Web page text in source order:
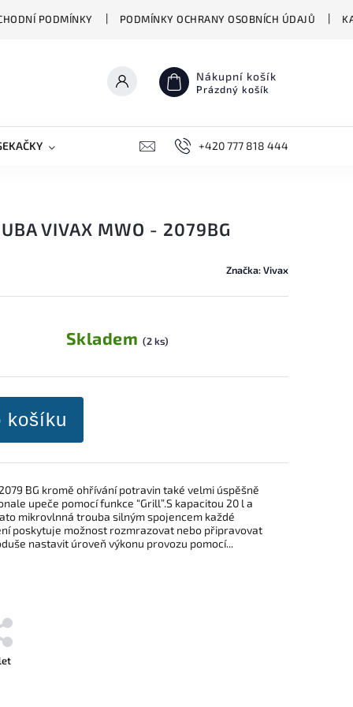
PODMÍNKY PODMÍNKY OCHRANY OSOBNÍCH ÚDAJŮ
Nákupní košík
Prázdný košík
PŘEKLADAČE VASCO BIONICKÉ MOPY
+420 777 818 444
VIVAX MWO - 2079BG
Značka:Vivax
Skladem (2 ks)
košíku
BG kromě ohřívání potravin také velmi úspěšně
upeče pomocí funkce “Grill”.S kapacitou 20 l a
mikrovlnná trouba silným spojencem každé
poskytuje možnost rozmrazovat nebo připravovat
nastavit úroveň výkonu provozu pomocí...